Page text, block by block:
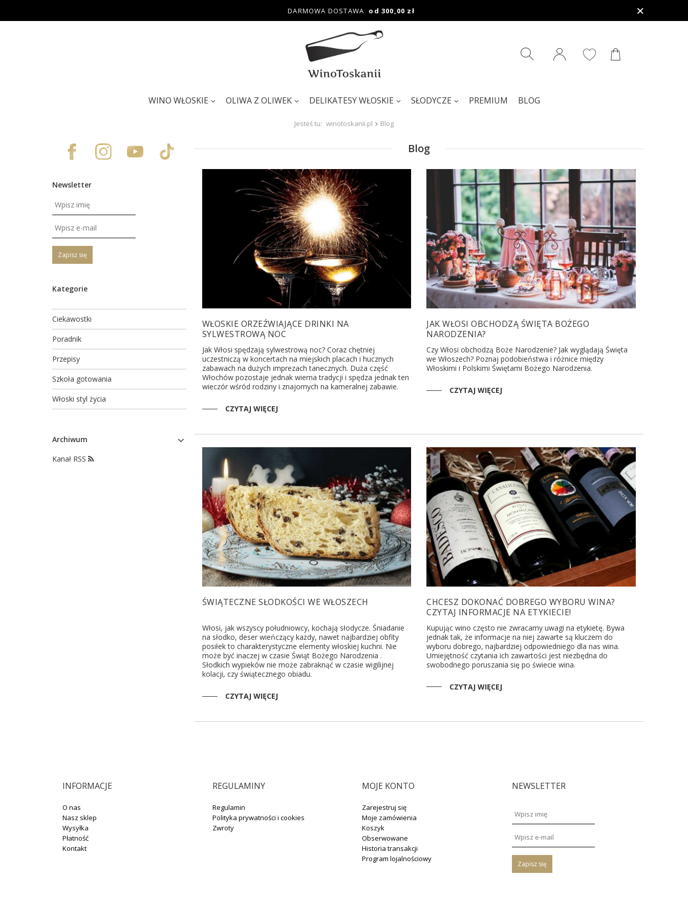
DARMOWA DOSTAWA od 300,00 zł
WINO WŁOSKIE OLIWA Z OLIWEK DELIKATESY WŁOSKIE SŁODYCZE PREMIUM BLOG
Jesteś tu: winotoskanii.pl Blog
Newsletter
Zapisz się
Kategorie
Ciekawostki
Poradnik
Przepisy
Szkoła gotowania
Włoski styl życia
Archiwum
Kanał RSS
Blog
WŁOSKIE ORZEŹWIAJĄCE DRINKI NA
SYLWESTROWĄ NOC
Jak Włosi spędzają sylwestrową noc? Coraz chętniej
uczestniczą w koncertach na miejskich placach i hucznych
zabawach na dużych imprezach tanecznych. Duża część
Włochów pozostaje jednak wierna tradycji i spędza jednak ten
wieczór wśród rodziny i znajomych na kameralnej zabawie.
CZYTAJ WIĘCEJ
JAK WŁOSI OBCHODZĄ ŚWIĘTA BOŻEGO
NARODZENIA?
Czy Włosi obchodzą Boże Narodzenie? Jak wyglądają Święta
we Włoszech? Poznaj podobieństwa i różnice między
Włoskimi i Polskimi Świętami Bożego Narodzenia.
CZYTAJ WIĘCEJ
ŚWIĄTECZNE SŁODKOŚCI WE WŁOSZECH
Włosi, jak wszyscy południowcy, kochają słodycze. Śniadanie
na słodko, deser wieńczący każdy, nawet najbardziej obfity
posiłek to charakterystyczne elementy włoskiej kuchni. Nie
może być inaczej w czasie Świąt Bożego Narodzenia .
Słodkich wypieków nie może zabraknąć w czasie wigilijnej
kolacji, czy świątecznego obiadu.
CZYTAJ WIĘCEJ
CHCESZ DOKONAĆ DOBREGO WYBORU WINA?
CZYTAJ INFORMACJE NA ETYKIECIE!
Kupując wino często nie zwracamy uwagi na etykietę. Bywa
jednak tak, że informacje na niej zawarte są kluczem do
wyboru dobrego, najbardziej odpowiedniego dla nas wina.
Umiejętność czytania ich zawartości jest niezbędna do
swobodnego poruszania się po świecie wina.
CZYTAJ WIĘCEJ
INFORMACJE
O nas
Nasz sklep
Wysyłka
Płatność
Kontakt
REGULAMINY
Regulamin
Polityka prywatności i cookies
Zwroty
MOJE KONTO
Zarejestruj się
Moje zamówienia
Koszyk
Obserwowane
Historia transakcji
Program lojalnościowy
NEWSLETTER
Zapisz się